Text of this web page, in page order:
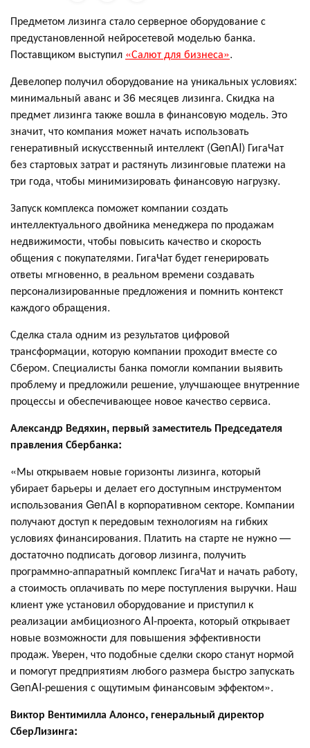
Предметом лизинга стало серверное оборудование с
предустановленной нейросетевой моделью банка.
Поставщиком выступил «Салют для бизнеса».
Девелопер получил оборудование на уникальных условиях:
минимальный аванс и 36 месяцев лизинга. Скидка на
предмет лизинга также вошла в финансовую модель. Это
значит, что компания может начать использовать
генеративный искусственный интеллект (GenAI) ГигаЧат
без стартовых затрат и растянуть лизинговые платежи на
три года, чтобы минимизировать финансовую нагрузку.
Запуск комплекса поможет компании создать
интеллектуального двойника менеджера по продажам
недвижимости, чтобы повысить качество и скорость
общения с покупателями. ГигаЧат будет генерировать
ответы мгновенно, в реальном времени создавать
персонализированные предложения и помнить контекст
каждого обращения.
Сделка стала одним из результатов цифровой
трансформации, которую компании проходит вместе со
Сбером. Специалисты банка помогли компании выявить
проблему и предложили решение, улучшающее внутренние
процессы и обеспечивающее новое качество сервиса.
Александр Ведяхин, первый заместитель Председателя
правления Сбербанка:
«Мы открываем новые горизонты лизинга, который
убирает барьеры и делает его доступным инструментом
использования GenAI в корпоративном секторе. Компании
получают доступ к передовым технологиям на гибких
условиях финансирования. Платить на старте не нужно —
достаточно подписать договор лизинга, получить
программно-аппаратный комплекс ГигаЧат и начать работу,
а стоимость оплачивать по мере поступления выручки. Наш
клиент уже установил оборудование и приступил к
реализации амбициозного AI-проекта, который открывает
новые возможности для повышения эффективности
продаж. Уверен, что подобные сделки скоро станут нормой
и помогут предприятиям любого размера быстро запускать
GenAI-решения с ощутимым финансовым эффектом».
Виктор Вентимилла Алонсо, генеральный директор
СберЛизинга: